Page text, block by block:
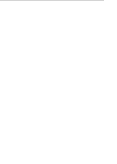
servicio que
realización
captura estos